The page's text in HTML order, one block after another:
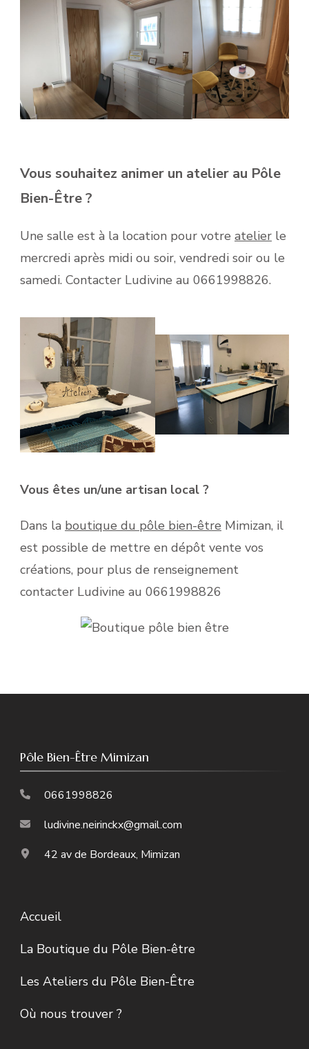
Vous souhaitez animer un atelier au Pôle
Bien-Être ?
Une salle est à la location pour votre atelier le
mercredi après midi ou soir, vendredi soir ou le
samedi. Contacter Ludivine au 0661998826.
Vous êtes un/une artisan local ?
Dans la boutique du pôle bien-être Mimizan, il
est possible de mettre en dépôt vente vos
créations, pour plus de renseignement
contacter Ludivine au 0661998826
Pôle Bien-Être Mimizan
0661998826
ludivine.neirinckx@gmail.com
42 av de Bordeaux, Mimizan
Accueil
La Boutique du Pôle Bien-être
Les Ateliers du Pôle Bien-Être
Où nous trouver ?